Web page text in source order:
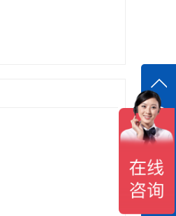
在线
咨询